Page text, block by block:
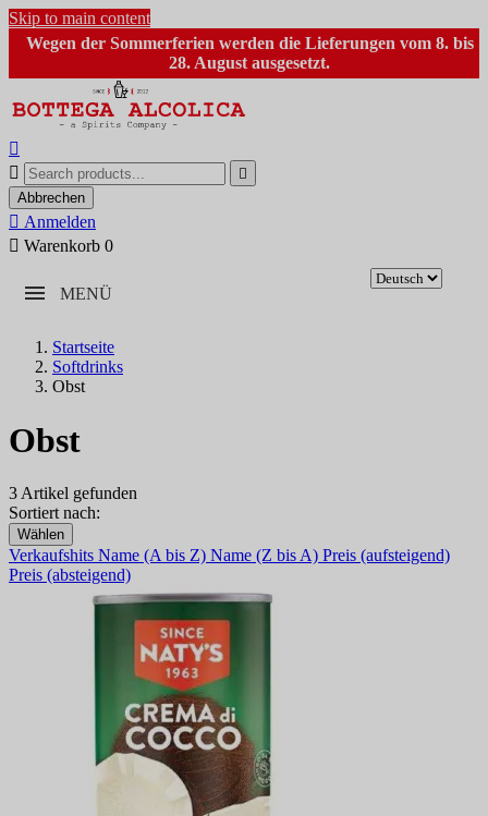
Skip to main content
Wegen der Sommerferien werden die Lieferungen vom 8. bis
28. August ausgesetzt.



Abbrechen
 Anmelden
 Warenkorb 0
MENÜ
Startseite
Softdrinks
Obst
Obst
3 Artikel gefunden
Sortiert nach:
Wählen
Verkaufshits Name (A bis Z) Name (Z bis A) Preis (aufsteigend)
Preis (absteigend)